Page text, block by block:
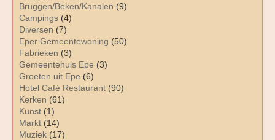
Bruggen/Beken/Kanalen (9)
Campings (4)
Diversen (7)
Eper Gemeentewoning (50)
Fabrieken (3)
Gemeentehuis Epe (3)
Groeten uit Epe (6)
Hotel Café Restaurant (90)
Kerken (61)
Kunst (1)
Markt (14)
Muziek (17)